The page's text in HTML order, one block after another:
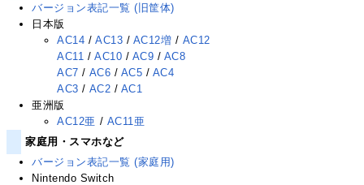
バージョン表記一覧 (旧筐体)
日本版
AC14 /AC13 / AC12増 / AC12
AC11 /AC10 / AC9 / AC8
AC7 / AC6 / AC5 / AC4
AC3 / AC2 / AC1
亜洲版
AC12亜 / AC11亜
家庭用・スマホなど
バージョン表記一覧 (家庭用)
Nintendo Switch